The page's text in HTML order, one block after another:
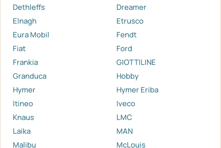
Dethleffs
Dreamer
Elnagh
Etrusco
Eura Mobil
Fendt
Fiat
Ford
Frankia
GIOTTILINE
Granduca
Hobby
Hymer
Hymer Eriba
Itineo
Iveco
Knaus
LMC
Laika
MAN
Malibu
McLouis